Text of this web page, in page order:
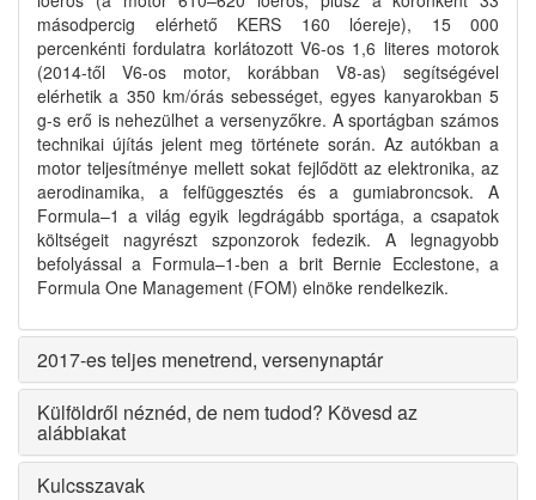
másodpercig elérhető KERS 160 lóereje), 15 000
percenkénti fordulatra korlátozott V6-os 1,6 literes motorok
(2014-től V6-os motor, korábban V8-as) segítségével
elérhetik a 350 km/órás sebességet, egyes kanyarokban 5
g-s erő is nehezülhet a versenyzőkre. A sportágban számos
technikai újítás jelent meg története során. Az autókban a
motor teljesítménye mellett sokat fejlődött az elektronika, az
aerodinamika, a felfüggesztés és a gumiabroncsok. A
Formula–1 a világ egyik legdrágább sportága, a csapatok
költségeit nagyrészt szponzorok fedezik. A legnagyobb
befolyással a Formula–1-ben a brit Bernie Ecclestone, a
Formula One Management (FOM) elnöke rendelkezik.
2017-es teljes menetrend, versenynaptár
Külföldről néznéd, de nem tudod? Kövesd az
alábbiakat
Kulcsszavak